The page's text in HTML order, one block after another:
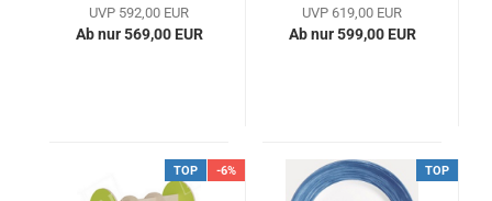
UVP 592,00 EUR
Ab nur 569,00 EUR
UVP 619,00 EUR
Ab nur 599,00 EUR
TOP -6% TOP